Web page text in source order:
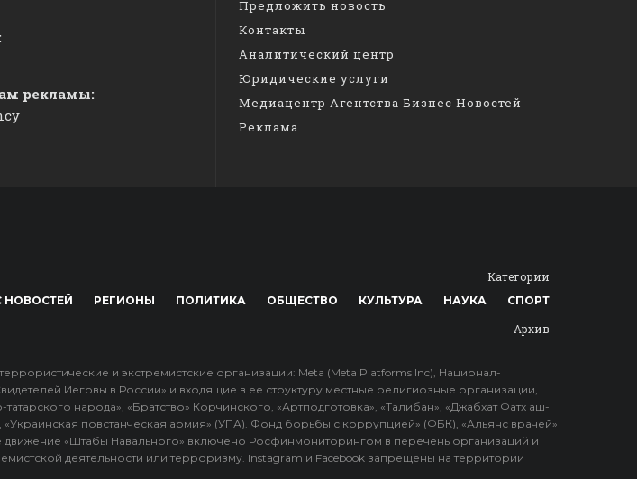
рекламы:
Предложить новость
Контакты
Аналитический центр
Юридические услуги
Медиацентр Агентства Бизнес Новостей
Реклама
и экстремистские организации: Meta (Meta Platforms Inc), Национал-
Иеговы в России» и входящие в ее структуру местные религиозные организации,
народа», «Братство» Корчинского, «Артподготовка», «Талибан», «Джабхат Фатх аш-
повстанческая армия» (УПА). Фонд борьбы с коррупцией» (ФБК), «Альянс врачей»
«Штабы Навального» включено Росфинмониторингом в перечень организаций и
деятельности или терроризму. Instagram и Facebook запрещены на территории
Архив
Категории
НОВОСТЕЙ РЕГИОНЫ ПОЛИТИКА ОБЩЕСТВО КУЛЬТУРА НАУКА СПОРТ